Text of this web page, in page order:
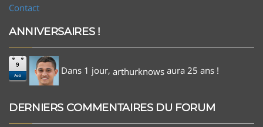
Contact
ANNIVERSAIRES !
9
Aoû Dans 1 jour, arthurknows aura 25 ans !
DERNIERS COMMENTAIRES DU FORUM